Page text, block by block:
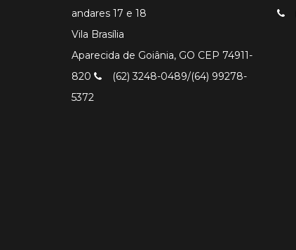
andares 17 e 18
Vila Brasília
Aparecida de Goiânia, GO CEP 74911-
820
(62) 3248-0489/(64) 99278-
5372